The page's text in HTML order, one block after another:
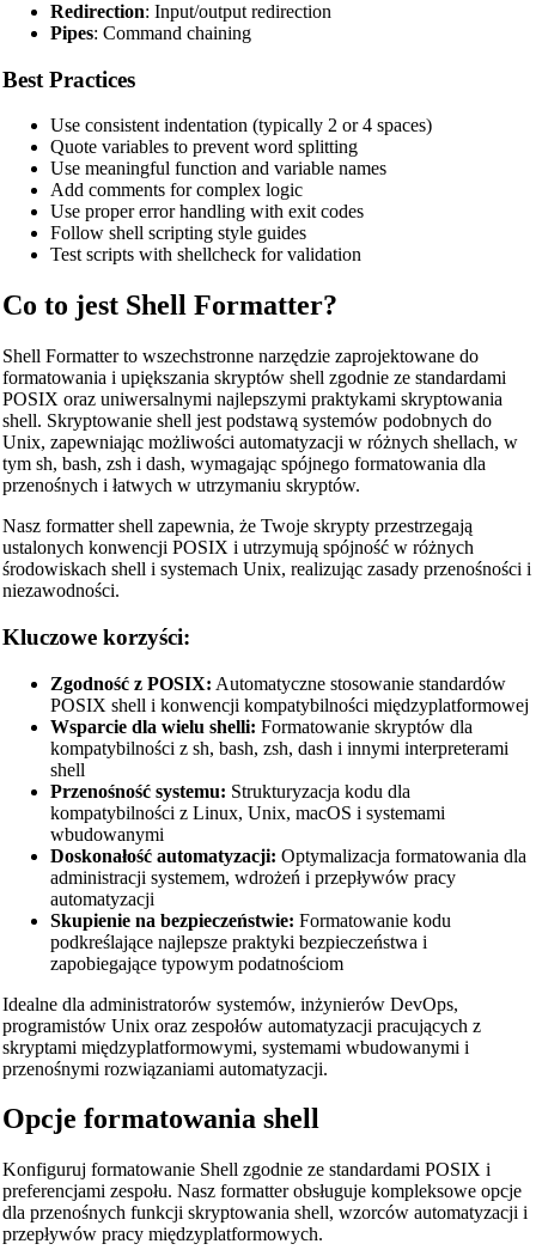
Redirection: Input/output redirection
Pipes: Command chaining
Best Practices
Use consistent indentation (typically 2 or 4 spaces)
Quote variables to prevent word splitting
Use meaningful function and variable names
Add comments for complex logic
Use proper error handling with exit codes
Follow shell scripting style guides
Test scripts with shellcheck for validation
Co to jest Shell Formatter?
Shell Formatter to wszechstronne narzędzie zaprojektowane do
formatowania i upiększania skryptów shell zgodnie ze standardami
POSIX oraz uniwersalnymi najlepszymi praktykami skryptowania
shell. Skryptowanie shell jest podstawą systemów podobnych do
Unix, zapewniając możliwości automatyzacji w różnych shellach, w
tym sh, bash, zsh i dash, wymagając spójnego formatowania dla
przenośnych i łatwych w utrzymaniu skryptów.
Nasz formatter shell zapewnia, że Twoje skrypty przestrzegają
ustalonych konwencji POSIX i utrzymują spójność w różnych
środowiskach shell i systemach Unix, realizując zasady przenośności i
niezawodności.
Kluczowe korzyści:
Zgodność z POSIX: Automatyczne stosowanie standardów
POSIX shell i konwencji kompatybilności międzyplatformowej
Wsparcie dla wielu shelli: Formatowanie skryptów dla
kompatybilności z sh, bash, zsh, dash i innymi interpreterami
shell
Przenośność systemu: Strukturyzacja kodu dla
kompatybilności z Linux, Unix, macOS i systemami
wbudowanymi
Doskonałość automatyzacji: Optymalizacja formatowania dla
administracji systemem, wdrożeń i przepływów pracy
automatyzacji
Skupienie na bezpieczeństwie: Formatowanie kodu
podkreślające najlepsze praktyki bezpieczeństwa i
zapobiegające typowym podatnościom
Idealne dla administratorów systemów, inżynierów DevOps,
programistów Unix oraz zespołów automatyzacji pracujących z
skryptami międzyplatformowymi, systemami wbudowanymi i
przenośnymi rozwiązaniami automatyzacji.
Opcje formatowania shell
Konfiguruj formatowanie Shell zgodnie ze standardami POSIX i
preferencjami zespołu. Nasz formatter obsługuje kompleksowe opcje
dla przenośnych funkcji skryptowania shell, wzorców automatyzacji i
przepływów pracy międzyplatformowych.